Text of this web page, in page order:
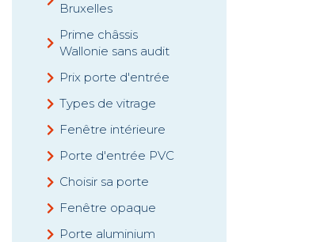
Bruxelles
Prime châssis
Wallonie sans audit
Prix porte d'entrée
Types de vitrage
Fenêtre intérieure
Porte d'entrée PVC
Choisir sa porte
Fenêtre opaque
Porte aluminium